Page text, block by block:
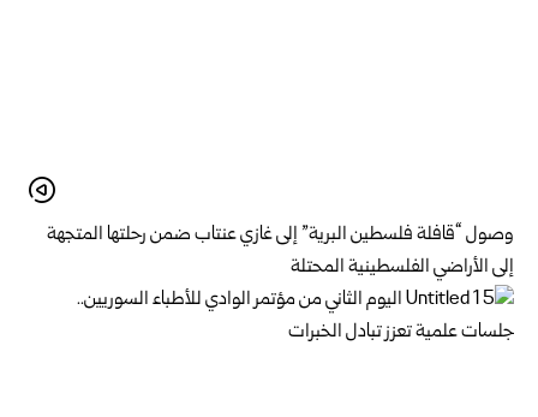
وصول “قافلة فلسطين البرية” إلى غازي عنتاب ضمن رحلتها المتجهة
إلى الأراضي الفلسطينية المحتلة